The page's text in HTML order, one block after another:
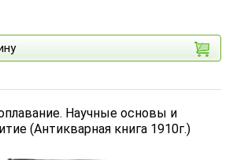
Научные основы и
(Антикварная книга 1910г.)